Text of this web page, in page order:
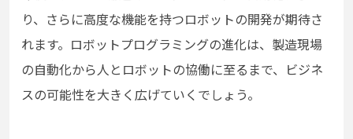
り、さらに高度な機能を持つロボットの開発が期待さ
れます。ロボットプログラミングの進化は、製造現場
の自動化から人とロボットの協働に至るまで、ビジネ
スの可能性を大きく広げていくでしょう。